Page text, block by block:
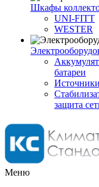
Шкафы
UNI-FITT
WESTER
батареи
защита
Меню